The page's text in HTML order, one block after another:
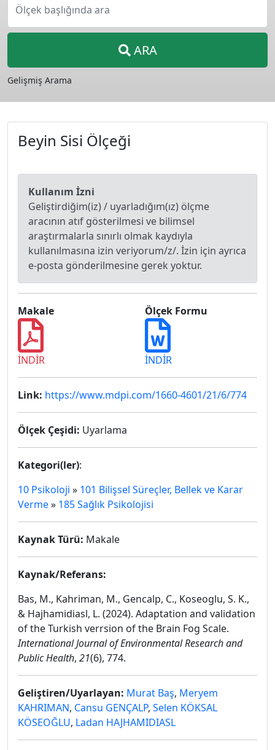
Ölçek başlığında ara
ARA
Gelişmiş Arama
Beyin Sisi Ölçeği
Kullanım İzni
Geliştirdiğim(iz) / uyarladığım(ız) ölçme
aracının atıf gösterilmesi ve bilimsel
araştırmalarla sınırlı olmak kaydıyla
kullanılmasına izin veriyorum/z/. İzin için ayrıca
e-posta gönderilmesine gerek yoktur.
Makale
İNDİR
Ölçek Formu
İNDİR
Link: https://www.mdpi.com/1660-4601/21/6/774
Ölçek Çeşidi: Uyarlama
Kategori(ler):
10 Psikoloji » 101 Bilişsel Süreçler, Bellek ve Karar
Verme» 185 Sağlık Psikolojisi
Kaynak Türü: Makale
Kaynak/Referans:
Bas, M., Kahriman, M., Gencalp, C., Koseoglu, S. K.,
& Hajhamidiasl, L. (2024). Adaptation and validation
of the Turkish verrsion of the Brain Fog Scale.
International Journal of Environmental Research and
Public Health, 21(6), 774.
Geliştiren/Uyarlayan: Murat Baş, Meryem
KAHRIMAN, Cansu GENÇALP, Selen KÖKSAL
KÖSEOĞLU, Ladan HAJHAMIDIASL